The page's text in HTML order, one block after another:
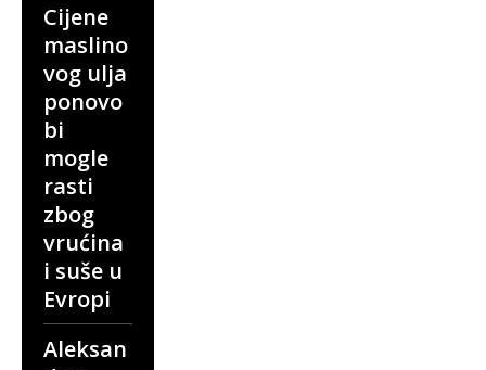
Cijene
maslino
vog ulja
ponovo
bi
mogle
rasti
zbog
vrućina
i suše u
Evropi
Aleksan